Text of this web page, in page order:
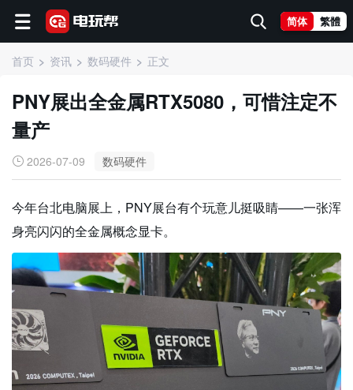
简体 繁體
首页 资讯 数码硬件 正文
PNY展出全金属RTX5080，可惜注定不
量产
2026-07-09 数码硬件
今年台北电脑展上，PNY展台有个玩意儿挺吸睛——一张浑
身亮闪闪的全金属概念显卡。